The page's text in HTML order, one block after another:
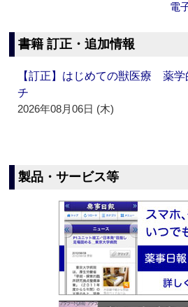
電
書籍 訂正・追加情報
【訂正】はじめての獣医療 薬
チ
2026年08月06日 (木)
製品・サービス等